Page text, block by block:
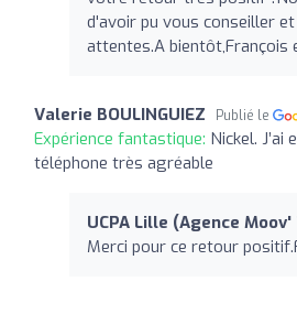
d'avoir pu vous conseiller
attentes.A bientôt,François
Valerie BOULINGUIEZ Publié le
Expérience fantastique: Nickel. J’ai
téléphone très agréable
UCPA Lille (Agence
Merci pour ce retour